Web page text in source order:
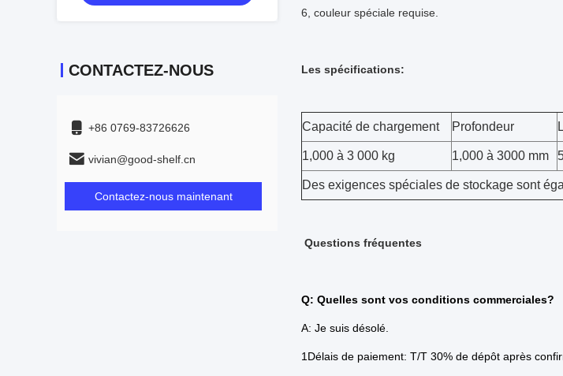
CONTACTEZ-NOUS
+86 0769-83726626
vivian@good-shelf.cn
Contactez-nous maintenant
6, couleur spéciale requise.
Les spécifications:
Capacité de chargement Profondeur
1,000 à 3 000 kg 1,000 à 3000 mm
Des exigences spéciales de stockage sont
Questions fréquentes
Q: Quelles sont vos conditions commerciales?
A: Je suis désolé.
1Délais de paiement: T/T 30% de dépôt après